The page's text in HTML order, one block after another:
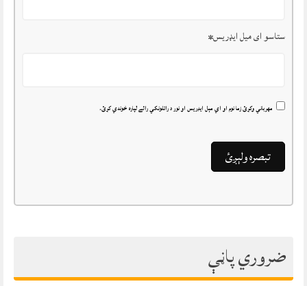
ستاسو ای میل ایډریس*
مهرباني وکړئ زما نوم او اي مېل ايډريس او نور د راتلونکي رائے لپاره خوندي کړئ.
ضروري پاڼې